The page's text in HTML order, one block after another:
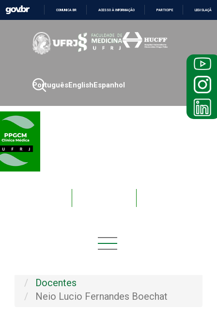
O
CONTEÚDO
COMUNICA BR ACESSO À INFORMAÇÃO PARTICIPE LEGISLAÇÃO
PortuguêsEnglishEspanhol
Docentes
Neio Lucio Fernandes Boechat